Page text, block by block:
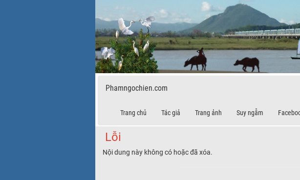
Phamngochien.com
Trang chủ Tác giả Trang ảnh Suy ngẫm
Lỗi
Nội dung này không có hoặc đã xóa.